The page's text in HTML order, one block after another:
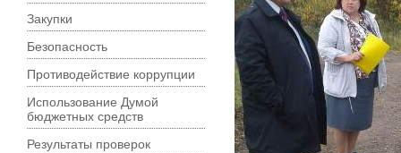
Закупки
Безопасность
Противодействие коррупции
Использование Думой
бюджетных средств
Результаты проверок